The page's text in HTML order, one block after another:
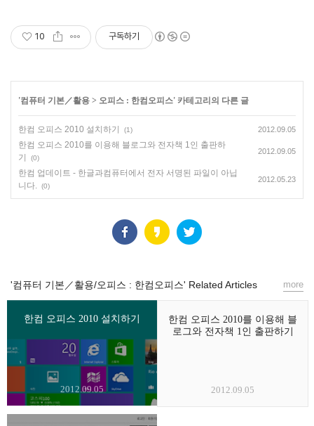
10 구독하기
'컴퓨터 기본／활용 > 오피스 : 한컴오피스' 카테고리의 다른 글
한컴 오피스 2010 설치하기 (1) 2012.09.05
한컴 오피스 2010를 이용해 블로그와 전자책 1인 출판하
기
(0)
2012.09.05
한컴 업데이트 - 한글과컴퓨터에서 전자 서명된 파일이 아닙
니다. (0)
2012.05.23
'컴퓨터 기본／활용/오피스 : 한컴오피스' Related Articles
한컴 오피스 2010 설치하기
2012.09.05
한컴 오피스 2010를 이용해 블
로그와 전자책 1인 출판하기
2012.09.05
more